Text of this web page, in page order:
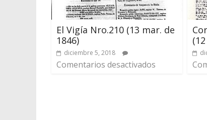
El Vigía Nro.210 (13 mar. de
1846)
diciembre 5, 2018
Comentarios desactivados